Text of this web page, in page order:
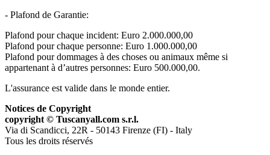
- Plafond de Garantie:
Plafond pour chaque incident: Euro 2.000.000,00
Plafond pour chaque personne: Euro 1.000.000,00
Plafond pour dommages à des choses ou animaux même si
appartenant à d’autres personnes: Euro 500.000,00.
L'assurance est valide dans le monde entier.
Notices de Copyright
copyright © Tuscanyall.com s.r.l.
Via di Scandicci, 22R - 50143 Firenze (FI) - Italy
Tous les droits réservés